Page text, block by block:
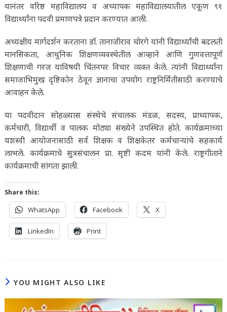
यानंतर वरिष्ठ महाविद्यालय व अध्यापक महाविद्यालयातील एकूण ९१
विद्यार्थ्यांना पदवी प्रमाणपत्रे प्रदान करण्यात आली.
अध्यक्षीय मार्गदर्शन करताना डॉ. तानाजीराव चोरगे यांनी विद्यार्थ्यांची बदलती
मानसिकता, आधुनिक शिक्षणव्यवस्थेतील आव्हाने आणि गुणवत्तापूर्ण
शिक्षणाची गरज याविषयी चिंतनपर विचार व्यक्त केले. त्यांनी विद्यार्थ्यांना
समाजाभिमुख दृष्टिकोन ठेवून ज्ञानाचा उपयोग राष्ट्रनिर्मितीसाठी करण्याचे
आवाहन केले.
या पदवीदान सोहळ्यास संस्थेचे संचालक मंडळ, सदस्य, प्राध्यापक,
कर्मचारी, विद्यार्थी व पालक मोठ्या संख्येने उपस्थित होते. कार्यक्रमाच्या
यशस्वी आयोजनासाठी सर्व शिक्षक व शिक्षकेतर कर्मचाऱ्यांचे सहकार्य
लाभले. कार्यक्रमाचे सुत्रसंचालन प्रा. सृष्टी कदम यांनी केले. राष्ट्रगीताने
कार्यक्रमाची सांगता झाली.
Share this:
WhatsApp Facebook X
LinkedIn Print
YOU MIGHT ALSO LIKE